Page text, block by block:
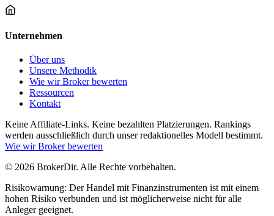
Unternehmen
Über uns
Unsere Methodik
Wie wir Broker bewerten
Ressourcen
Kontakt
Keine Affiliate-Links. Keine bezahlten Platzierungen. Rankings
werden ausschließlich durch unser redaktionelles Modell bestimmt.
Wie wir Broker bewerten
© 2026 BrokerDir. Alle Rechte vorbehalten.
Risikowarnung: Der Handel mit Finanzinstrumenten ist mit einem
hohen Risiko verbunden und ist möglicherweise nicht für alle
Anleger geeignet.